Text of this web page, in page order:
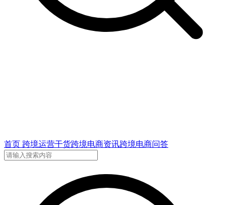
首页 跨境运营干货跨境电商资讯跨境电商问答